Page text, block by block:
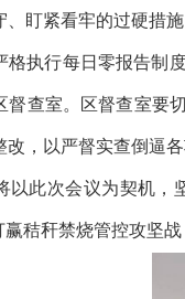
盯紧看牢的过硬措
格执行每日零报告制
督查室。区督查室要
改，以严督实查倒逼
以此次会议为契机，
秸秆禁烧管控攻坚